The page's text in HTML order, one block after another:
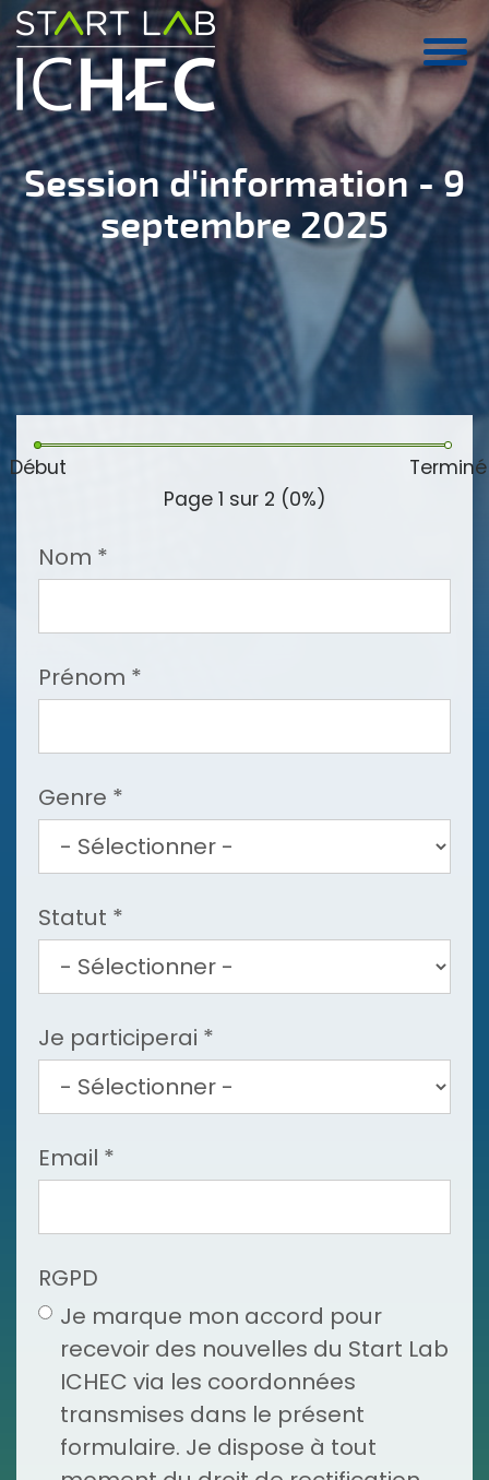
Aller au contenu principal
Session d'information - 9
septembre 2025
Début
Terminé
Page 1 sur 2 (0%)
Nom *
Prénom *
Genre *
Statut *
Je participerai *
Email *
RGPD
Je marque mon accord pour
recevoir des nouvelles du Start Lab
ICHEC via les coordonnées
transmises dans le présent
formulaire. Je dispose à tout